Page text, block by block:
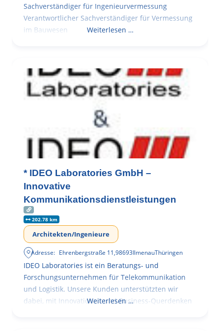
Sachverständiger für Ingenieurvermessung
Verantwortlicher Sachverständiger für Vermessung
im Bauwesen
Weiterlesen …
* IDEO Laboratories GmbH –
Innovative
Kommunikationsdienstleistungen
202.78 km
Architekten/Ingenieure
Adresse: Ehrenbergstraße 11,98693IlmenauThüringen
IDEO Laboratories ist ein Beratungs- und
Forschungsunternehmen für Telekommunikation
und Logistik. Unsere Kunden unterstützten wir
dabei, mit Innovationen und Business-Querdenken
Weiterlesen …